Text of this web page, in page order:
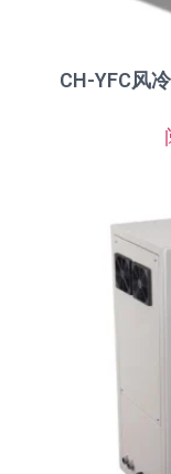
CH-YFC风